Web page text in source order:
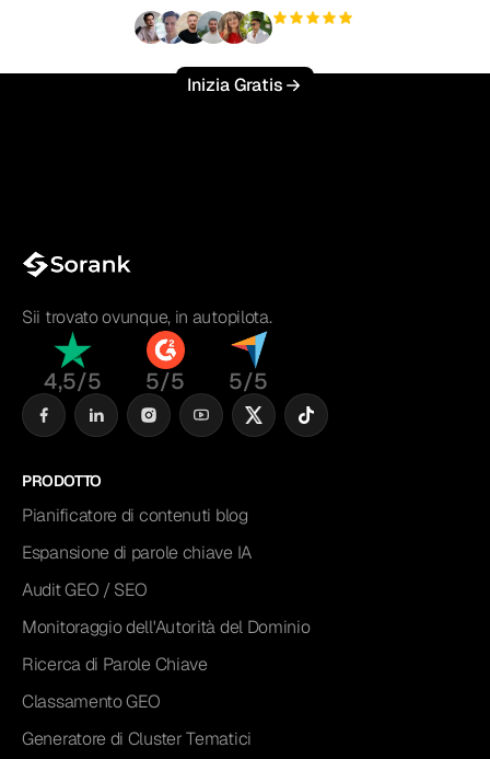
Inizia Gratis
Sii trovato ovunque, in autopilota.
4,5/5 5/5 5/5
PRODOTTO
Pianificatore di contenuti blog
Espansione di parole chiave IA
Audit GEO / SEO
Monitoraggio dell'Autorità del Dominio
Ricerca di Parole Chiave
Classamento GEO
Generatore di Cluster Tematici